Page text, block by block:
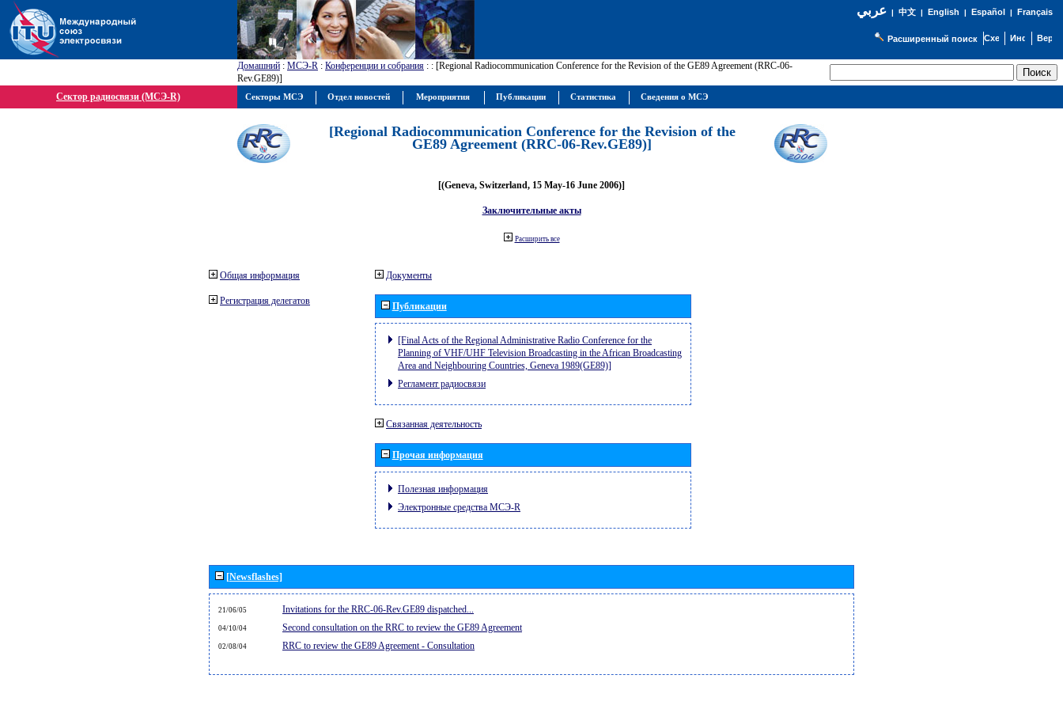
عربي| 中文| English | Español | Français
Расширенный поиск
Домашний : МСЭ-R : Конференции и собрания : : [Regional Radiocommunication Conference for the Revision of the GE89 Agreement (RRC-06-
Rev.GE89)]
Сектор радиосвязи (МСЭ-R)
[Regional Radiocommunication Conference for the Revision of the
GE89 Agreement (RRC-06-Rev.GE89)]
[(Geneva, Switzerland, 15 May-16 June 2006)]
Заключительные акты
Расширить все
Общая информация
Регистрация делегатов
Документы
Публикации
[Final Acts of the Regional Administrative Radio Conference for the
Planning of VHF/UHF Television Broadcasting in the African Broadcasting
Area and Neighbouring Countries, Geneva 1989(GE89)]
Регламент радиосвязи
Связанная деятельность
Прочая информация
Полезная информация
Электронные средства МСЭ-R
[Newsflashes]
21/06/05 Invitations for the RRC-06-Rev.GE89 dispatched...
04/10/04 Second consultation on the RRC to review the GE89 Agreement
02/08/04 RRC to review the GE89 Agreement - Consultation
Секторы МСЭ Отдел новостей Мероприятия Публикации Статистика Сведения о МСЭ